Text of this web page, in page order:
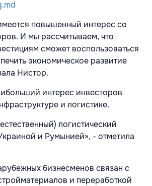
повышенный интерес со
И мы рассчитываем, что
сможет воспользоваться
экономическое развитие
Нистор.
интерес инвесторов
и логистике.
логистический
и Румынией», - отметила
бизнесменов связан с
и переработкой